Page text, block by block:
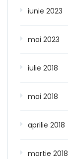
iunie 2023
mai 2023
iulie 2018
mai 2018
aprilie 2018
martie 2018